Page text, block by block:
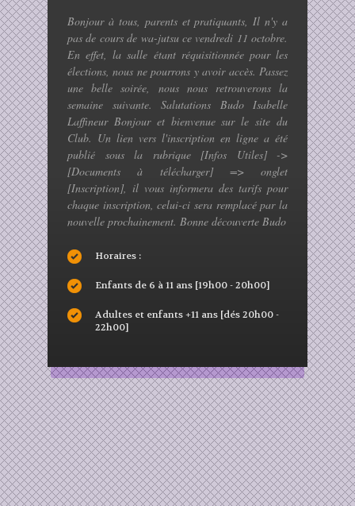
Email
Téléphone
Sujet*
Message *
Bonjour à tous, parents et pratiquants, Il n'y a
pas de cours de wa-jutsu ce vendredi 11 octobre.
En effet, la salle étant réquisitionnée pour les
élections, nous ne pourrons y avoir accès. Passez
une belle soirée, nous nous retrouverons la
semaine suivante. Salutations Budo Isabelle
Laffineur Bonjour et bienvenue sur le site du
Club. Un lien vers l'inscription en ligne a été
publié sous la rubrique [Infos Utiles] ->
[Documents à télécharger] => onglet
[Inscription], il vous informera des tarifs pour
chaque inscription, celui-ci sera remplacé par la
nouvelle prochainement. Bonne découverte Budo
Horaires :
Enfants de 6 à 11 ans [19h00 - 20h00]
Adultes et enfants +11 ans [dés 20h00 -
22h00]